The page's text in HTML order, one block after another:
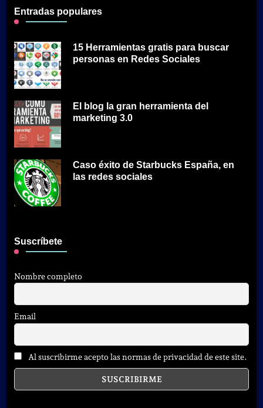
Entradas populares
15 Herramientas gratis para buscar
personas en Redes Sociales
El blog la gran herramienta del
marketing 3.0
Caso éxito de Starbucks España, en
las redes sociales
Suscríbete
Nombre completo
Email
Al suscribirme acepto las normas de privacidad de este site.